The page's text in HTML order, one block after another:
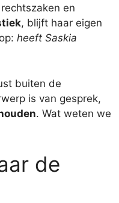
en
, blijft haar eigen
heeft Saskia
buiten de
is van gesprek,
. Wat weten we
de